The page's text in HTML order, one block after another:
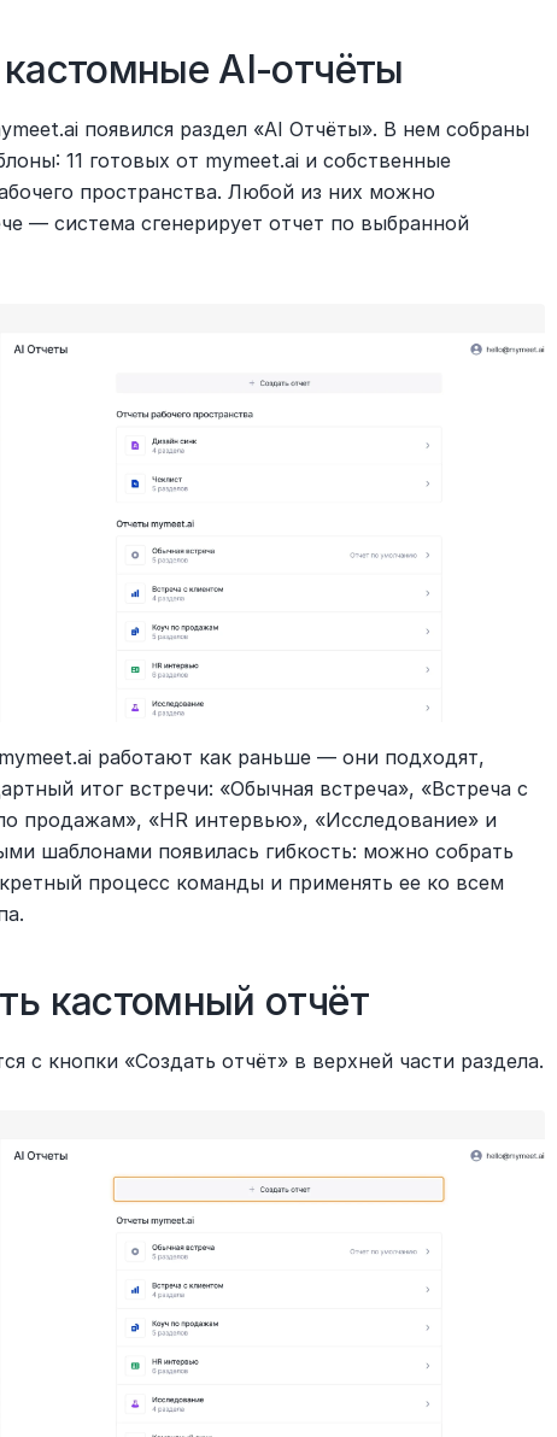
кастомные AI-отчёты
появился раздел «AI Отчёты». В нем собраны
11 готовых от mymeet.ai и собственные
пространства. Любой из них можно
— система сгенерирует отчет по выбранной
работают как раньше — они подходят,
итог встречи: «Обычная встреча», «Встреча с
продажам», «HR интервью», «Исследование» и
шаблонами появилась гибкость: можно собрать
процесс команды и применять ее ко всем
кастомный отчёт
с кнопки «Создать отчёт» в верхней части раздела.